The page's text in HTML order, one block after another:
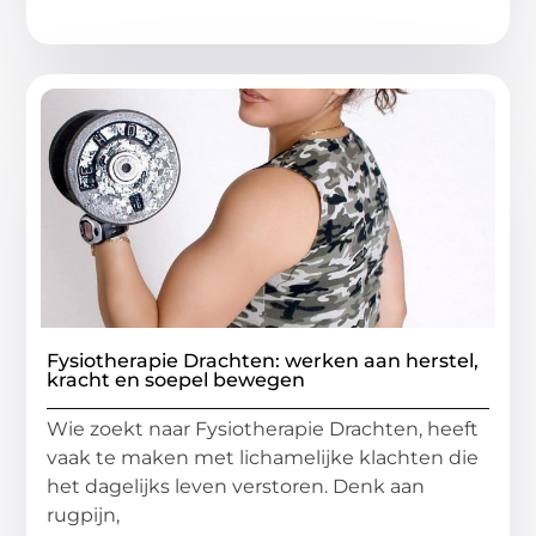
Fysiotherapie Drachten: werken aan herstel,
kracht en soepel bewegen
Wie zoekt naar Fysiotherapie Drachten, heeft
vaak te maken met lichamelijke klachten die
het dagelijks leven verstoren. Denk aan
rugpijn,